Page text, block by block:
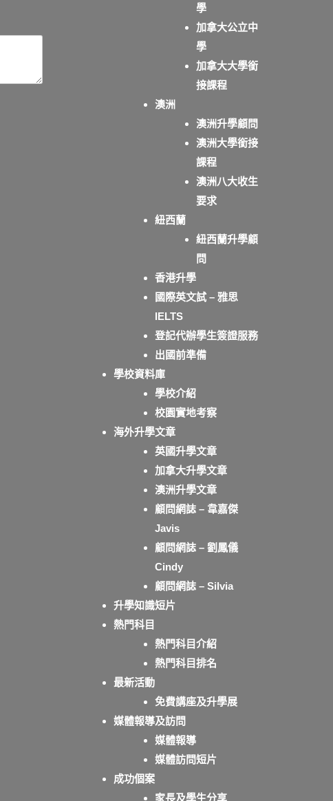
學
加拿大公立中
學
加拿大大學銜
接課程
澳洲
澳洲升學顧問
澳洲大學銜接
課程
澳洲八大收生
要求
紐西蘭
紐西蘭升學顧
問
香港升學
國際英文試 – 雅思
IELTS
登記代辦學生簽證服務
出國前準備
學校資料庫
學校介紹
校園實地考察
海外升學文章
英國升學文章
加拿大升學文章
澳洲升學文章
顧問網誌 – 韋嘉傑
Javis
顧問網誌 – 劉鳳儀
Cindy
顧問網誌 – Silvia
升學知識短片
熱門科目
熱門科目介紹
熱門科目排名
最新活動
免費講座及升學展
媒體報導及訪問
媒體報導
媒體訪問短片
成功個案
家長及學生分享